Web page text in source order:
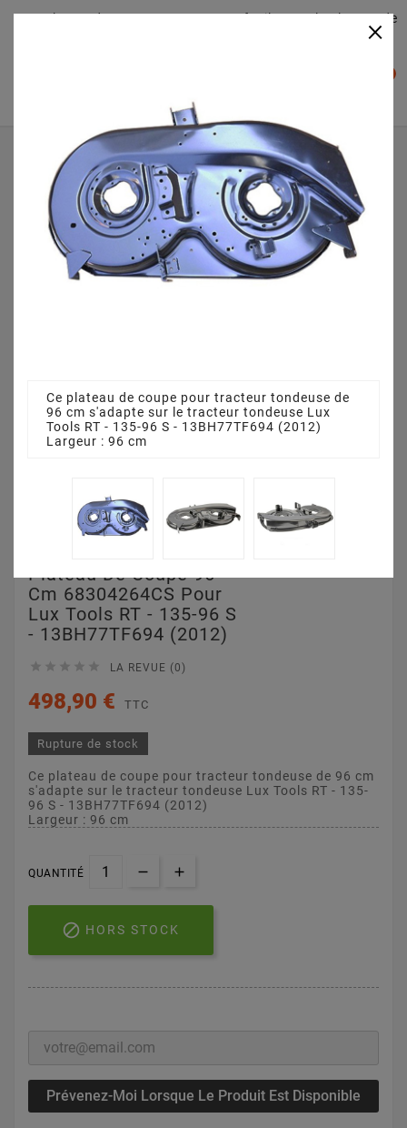
Plateaudecoupe.com : Trouver facilement le plateau de
Accueil
Plateau de coupe
Plateau de coupe 96 cm 68304264CS pour Lux Tools RT -
135-96 S - 13BH77TF694 (2012)
Plateau De Coupe 96
Cm 68304264CS Pour
Lux Tools RT - 135-96 S
- 13BH77TF694 (2012)
     LA REVUE (0)
498,90 € TTC
Rupture de stock
Ce plateau de coupe pour tracteur tondeuse de 96 cm
s'adapte sur le tracteur tondeuse Lux Tools RT - 135-
96 S - 13BH77TF694 (2012)
Largeur : 96 cm
QUANTITÉ
 HORS STOCK
Prévenez-Moi Lorsque Le Produit Est Disponible
×
Ce plateau de coupe pour tracteur tondeuse de
96 cm s'adapte sur le tracteur tondeuse Lux
Tools RT - 135-96 S - 13BH77TF694 (2012)
Largeur : 96 cm